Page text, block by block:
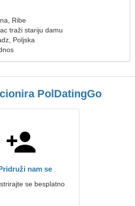
Ribe
traži stariju damu
Poljska
PolDatingGo
nam se
se besplatno